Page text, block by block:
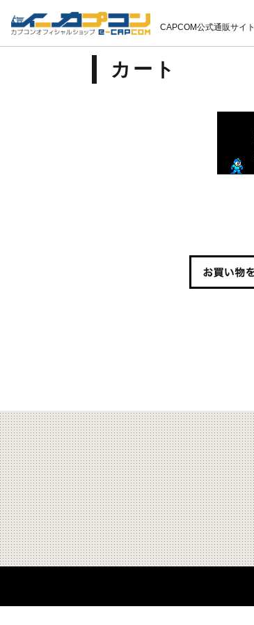
CAPCOM公式通販サイト
カート